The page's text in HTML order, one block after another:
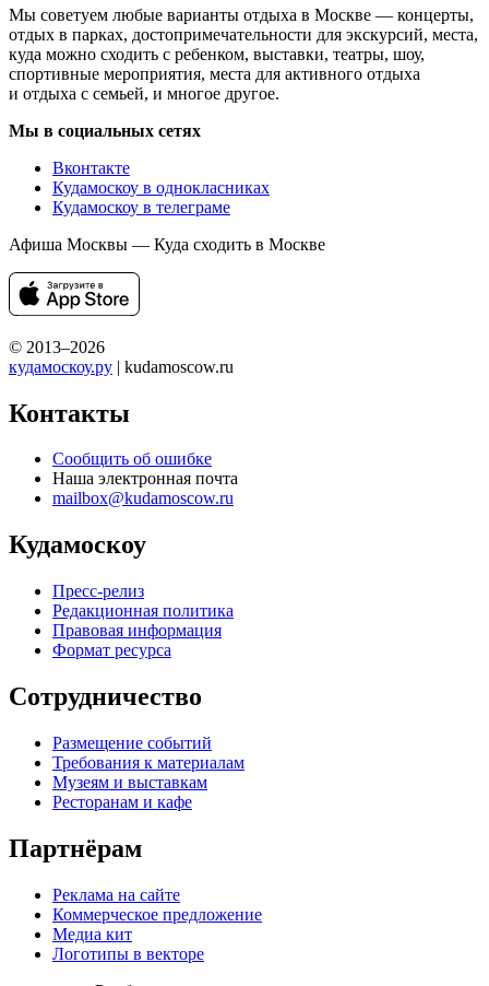
Мы советуем любые варианты отдыха в Москве — концерты,
отдых в парках, достопримечательности для экскурсий, места,
куда можно сходить с ребенком, выставки, театры, шоу,
спортивные мероприятия, места для активного отдыха
и отдыха с семьей, и многое другое.
Мы в социальных сетях
Вконтакте
Кудамоскоу в однокласниках
Кудамоскоу в телеграме
Афиша Москвы — Куда сходить в Москве
© 2013–2026
кудамоскоу.ру | kudamoscow.ru
Контакты
Сообщить об ошибке
Наша электронная почта
mailbox@kudamoscow.ru
Кудамоскоу
Пресс-релиз
Редакционная политика
Правовая информация
Формат ресурса
Сотрудничество
Размещение событий
Требования к материалам
Музеям и выставкам
Ресторанам и кафе
Партнёрам
Реклама на сайте
Коммерческое предложение
Медиа кит
Логотипы в векторе